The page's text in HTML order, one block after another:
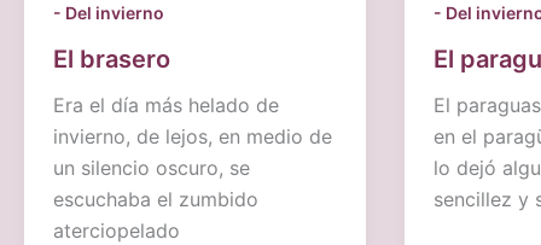
- Del invierno
El brasero
Era el día más helado de
invierno, de lejos, en medio de
un silencio oscuro, se
escuchaba el zumbido
aterciopelado
- Del
El
El
en el
lo dejó
sencillez y